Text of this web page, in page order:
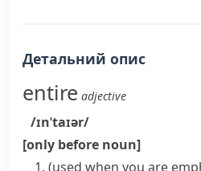
Детальний опис
entire adjective
/ɪnˈtaɪər/
[only before noun]
(used when you are